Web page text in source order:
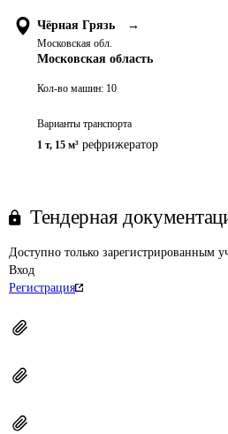
Чёрная Грязь →
Московская обл.
Московская область
Кол-во машин: 10
Варианты транспорта
1 т, 15 м³ рефрижератор
Тендерная
Доступно только зарегистрированным
Вход
Регистрация